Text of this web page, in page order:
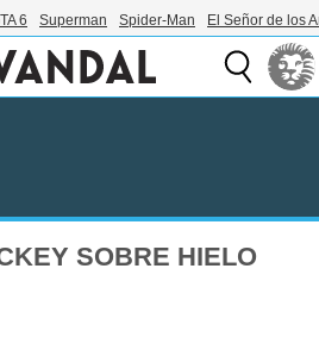
6 Superman Spider-Man El Señor de los
SOBRE HIELO